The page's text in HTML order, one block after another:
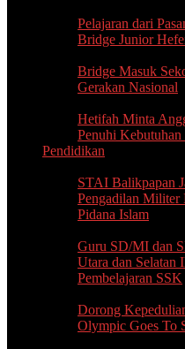
Pelajaran dari
Bridge Junior
Bridge Masuk
Gerakan Nasional
Hetifah Minta
Penuhi
Pendidikan
STAI Balikpapan
Pengadilan Militer
Pidana Islam
Guru SD/MI dan
Utara dan Selatan
Pembelajaran SSK
Dorong
Olympic Goes To